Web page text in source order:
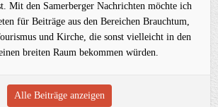
Mit den Samerberger Nachrichten möchte ich
für Beiträge aus den Bereichen Brauchtum,
und Kirche, die sonst vielleicht in den
breiten Raum bekommen würden.
Alle Beiträge anzeigen